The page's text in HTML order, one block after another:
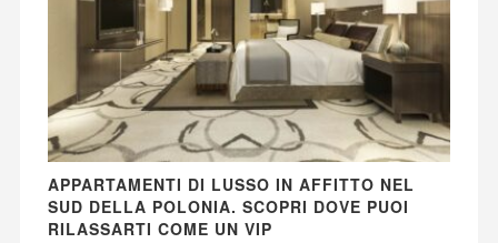
APPARTAMENTI DI LUSSO IN AFFITTO NEL
SUD DELLA POLONIA. SCOPRI DOVE PUOI
RILASSARTI COME UN VIP